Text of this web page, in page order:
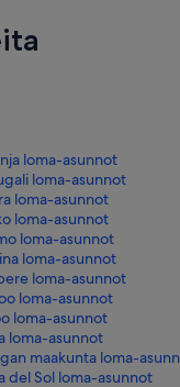
loma-asunnot
loma-asunnot
loma-asunnot
loma-asunnot
loma-asunnot
loma-asunnot
loma-asunnot
loma-asunnot
loma-asunnot
loma-asunnot
maakunta loma-
del Sol loma-asunnot